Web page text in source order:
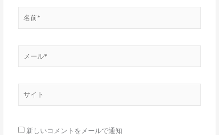
ー
*
新しいコメントをメールで通知